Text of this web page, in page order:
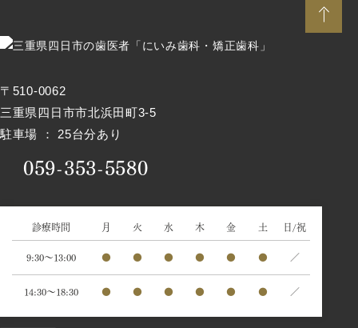
〒510-0062
三重県四日市市北浜田町3-5
駐車場 ： 25台分あり
059-353-5580
診療時間 月 火 水 木 金 土
日/祝
9:30～13:00
● ● ● ● ● ● ／
14:30～18:30 ● ● ● ● ● ● ／